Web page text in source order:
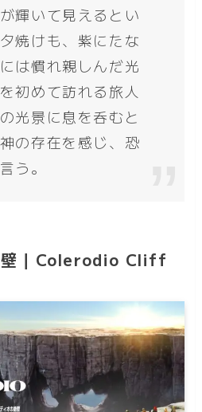
輝いて見えるとい
焼けも、紫にたな
は慣れ親しんだ光
初めて訪れる旅人
光景に息を呑むと
の存在を感じ、恐
う。
壁｜Colerodio Cliff